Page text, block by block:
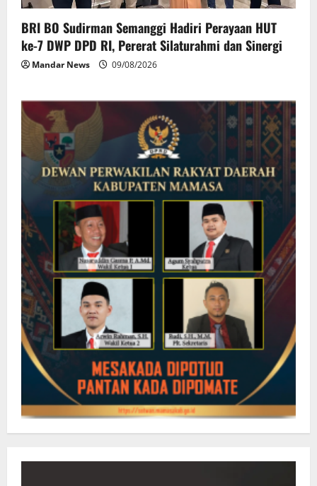
BRI BO Sudirman Semanggi Hadiri Perayaan HUT
ke-7 DWP DPD RI, Pererat Silaturahmi dan Sinergi
Mandar News 09/08/2026